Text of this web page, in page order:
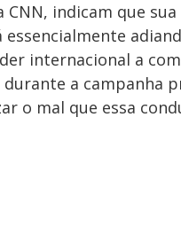
CNN, indicam que
essencialmente
internacional a
a campanha
o mal que essa